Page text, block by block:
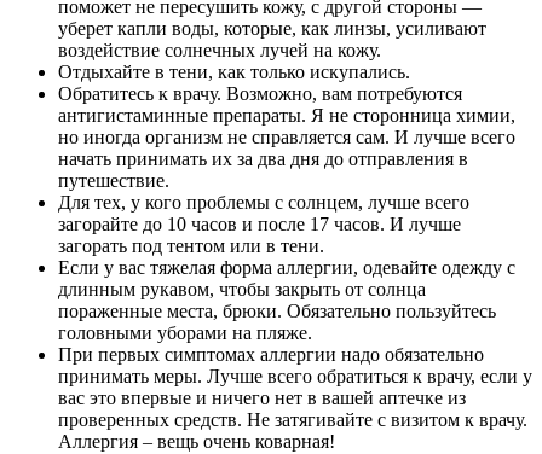
поможет не пересушить кожу, с другой стороны —
уберет капли воды, которые, как линзы, усиливают
воздействие солнечных лучей на кожу.
Отдыхайте в тени, как только искупались.
Обратитесь к врачу. Возможно, вам потребуются
антигистаминные препараты. Я не сторонница химии,
но иногда организм не справляется сам. И лучше всего
начать принимать их за два дня до отправления в
путешествие.
Для тех, у кого проблемы с солнцем, лучше всего
загорайте до 10 часов и после 17 часов. И лучше
загорать под тентом или в тени.
Если у вас тяжелая форма аллергии, одевайте одежду с
длинным рукавом, чтобы закрыть от солнца
пораженные места, брюки. Обязательно пользуйтесь
головными уборами на пляже.
При первых симптомах аллергии надо обязательно
принимать меры. Лучше всего обратиться к врачу, если у
вас это впервые и ничего нет в вашей аптечке из
проверенных средств. Не затягивайте с визитом к врачу.
Аллергия – вещь очень коварная!